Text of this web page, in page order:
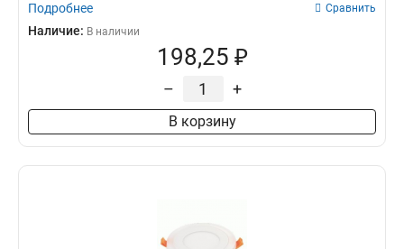
Подробнее Сравнить
Наличие: В наличии
198,25 ₽
– +
В корзину